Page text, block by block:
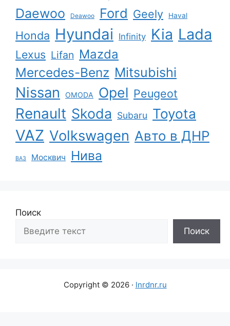
Daewoo Deawoo Ford Geely Haval
Honda Hyundai Infinity Kia Lada
Lexus Lifan Mazda
Mercedes-Benz Mitsubishi
Nissan OMODA Opel Peugeot
Renault Skoda Subaru Toyota
VAZ Volkswagen Авто в ДНР
ВАЗ Москвич Нива
Поиск
Поиск
Copyright © 2026 · lnrdnr.ru